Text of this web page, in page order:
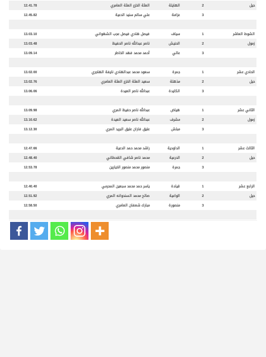
حيل
2 الهايلة العثة الخزع العثة العامري
12.41.78
3
عزامة علي سالم سنيد الدعية 12.45.82
الشوط العاشر 1 سياف فيصل هادي فيصل عجب الشهواني
13.03.10
زمول
2 الحنيش ناصر عبدالله ناصر الحفيظ
13.03.48
3
عالي أحمد محمد فهد الخاطر 13.09.14
الحادي عشر 1 جمرة سعود محمد عبدالهادي نايفة الهاجري
13.02.00
حيل
2 مذهلة سعيد العثة الخزع العثة العامري
13.02.76
3
الكايدة عبدالله ناصر العيدة 13.06.06
الثاني عشر 1 هياض عبدالله ناصر حفيظ المري
13.09.98
زمول
2 مشرف عبدالله ناصر سعيد العيدة
13.10.62
3
مبلش عتيق فاران عتيق البريد المري 13.12.30
الثالث عشر 1 الداودية راشد محمد حمد الدعية
12.47.66
حيل
2 الدرعية محمد ناصر شافي القحطاني
12.48.40
3
جمرة منصور محمد منصور الخيارين 12.53.78
الرابع عشر 1 قيادة ياسر حمد محمد سبعين المحرمي
12.40.40
حيل
2 الواعية صالح محمد السندوانه المري
12.51.92
3
منصورة مبارك شعفان العامري 12.58.50